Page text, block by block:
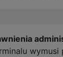
wymusi